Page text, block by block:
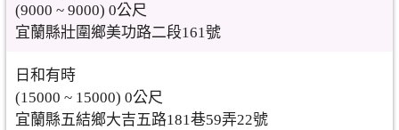
(9000 ~ 9000) 0公尺
宜蘭縣壯圍鄉美功路二段161號
日和有時
(15000 ~ 15000) 0公尺
宜蘭縣五結鄉大吉五路181巷59弄22號